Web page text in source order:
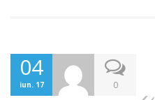
04
iun. 17 0